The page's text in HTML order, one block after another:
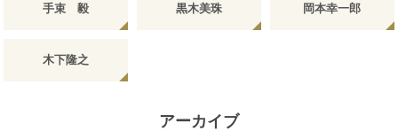
手束 毅 黒木美珠 岡本幸一郎
木下隆之
アーカイブ